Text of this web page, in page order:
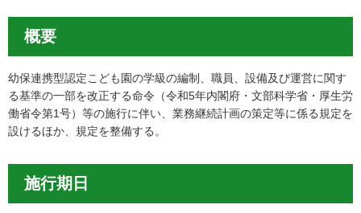
概要
幼保連携型認定こども園の学級の編制、職員、設備及び運営に関す
る基準の一部を改正する命令（令和5年内閣府・文部科学省・厚生労
働省令第1号）等の施行に伴い、業務継続計画の策定等に係る規定を
設けるほか、規定を整備する。
施行期日